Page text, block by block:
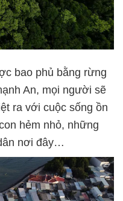
bao phủ bằng rừng
An, mọi người sẽ
ra với cuộc sống ồn
hẻm nhỏ, những
nơi đây…